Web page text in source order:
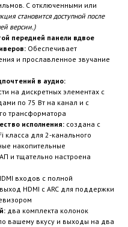
С отключенными или
становится доступной после
версии.)
передней панели вдвое
Обеспечивает
и прославленное звучание
в аудио:
на дискретных элементах с
по 75 Вт на канал и с
трансформатора
исполнения: создана с
класса для 2-канального
накопительные
и тщательно настроена
входов с полной
HDMI с ARC для поддержки
два комплекта колонок
вашему вкусу и выходы на два